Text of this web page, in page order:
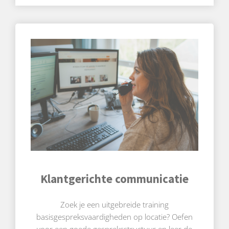
Klantgerichte communicatie
Zoek je een uitgebreide training
basisgespreksvaardigheden op locatie? Oefen